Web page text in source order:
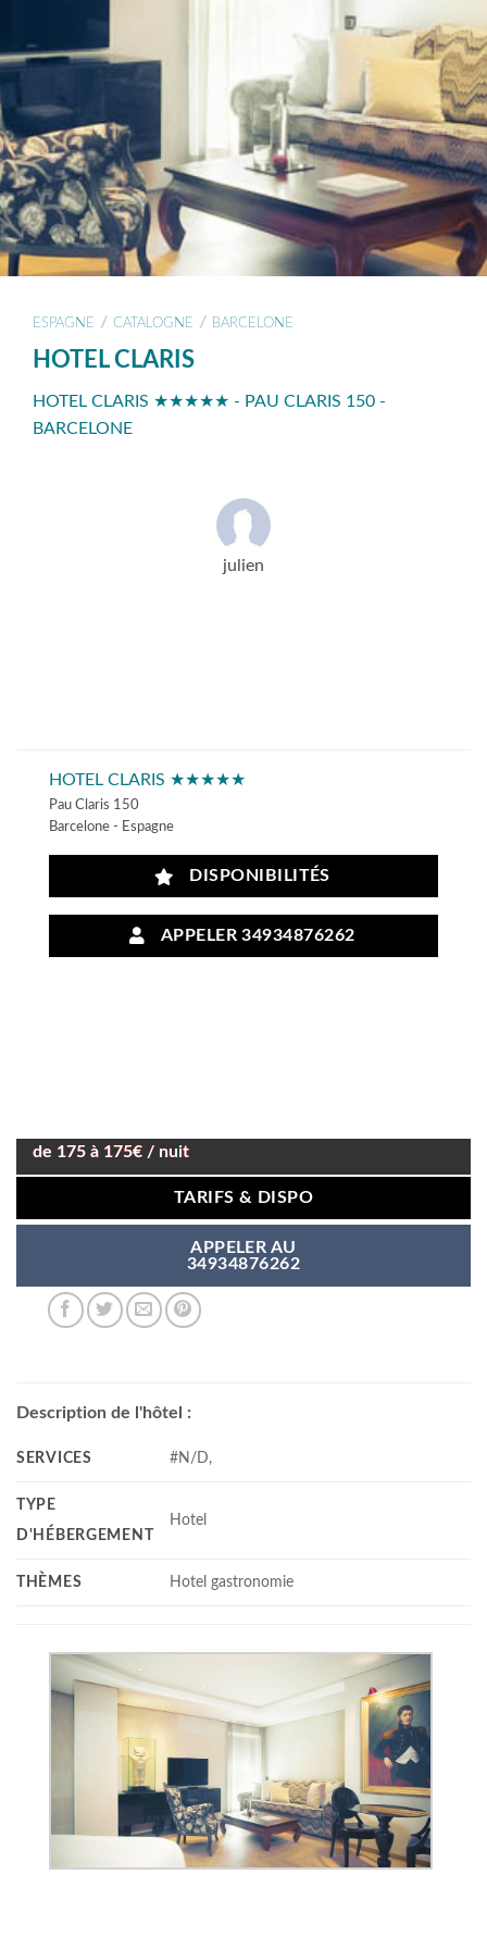
ESPAGNE / CATALOGNE / BARCELONE
HOTEL CLARIS
HOTEL CLARIS ★★★★★ - PAU CLARIS 150 -
BARCELONE
julien
HOTEL CLARIS ★★★★★
Pau Claris 150
Barcelone - Espagne
DISPONIBILITÉS
APPELER 34934876262
de 175 à 175€ / nuit
TARIFS & DISPO
APPELER AU
34934876262
Description de l'hôtel :
SERVICES #N/D,
TYPE
D'HÉBERGEMENT
Hotel
THÈMES Hotel gastronomie